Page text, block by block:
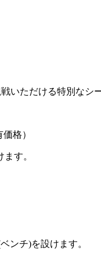
いただける特別なシ
格）
す。
ンチ)を設けます。